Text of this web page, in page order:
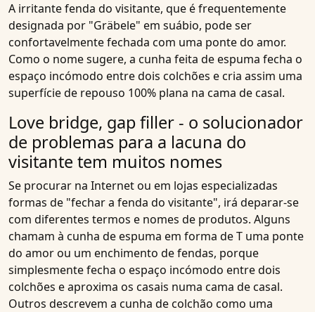
A irritante fenda do visitante, que é frequentemente
designada por "Gräbele" em suábio, pode ser
confortavelmente fechada com uma ponte do amor.
Como o nome sugere, a cunha feita de espuma fecha o
espaço incómodo entre dois colchões e cria assim uma
superfície de repouso 100% plana na cama de casal.
Love bridge, gap filler - o solucionador
de problemas para a lacuna do
visitante tem muitos nomes
Se procurar na Internet ou em lojas especializadas
formas de "fechar a fenda do visitante", irá deparar-se
com diferentes termos e nomes de produtos. Alguns
chamam à cunha de espuma em forma de T uma ponte
do amor ou um enchimento de fendas, porque
simplesmente fecha o espaço incómodo entre dois
colchões e aproxima os casais numa cama de casal.
Outros descrevem a cunha de colchão como uma